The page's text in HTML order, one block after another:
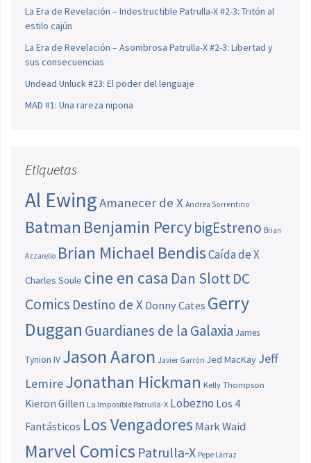
La Era de Revelación – Indestructible Patrulla-X #2-3: Tritón al
estilo cajún
La Era de Revelación – Asombrosa Patrulla-X #2-3: Libertad y
sus consecuencias
Undead Unluck #23: El poder del lenguaje
MAD #1: Una rareza nipona
Etiquetas
Al EwingAmanecer de X Andrea Sorrentino
Batman Benjamin PercybigEstreno Brian
Azzarello Brian Michael BendisCaída de X
Charles Soule cine en casa Dan SlottDC
Comics Destino de X Donny Cates Gerry
Duggan Guardianes de la Galaxia James
Tynion IV Jason Aaron Javier Garrón Jed MacKay Jeff
LemireJonathan Hickman Kelly Thompson
Kieron Gillen La Imposible Patrulla-X Lobezno Los 4
Fantásticos Los Vengadores Mark Waid
Marvel Comics Patrulla-X Pepe Larraz